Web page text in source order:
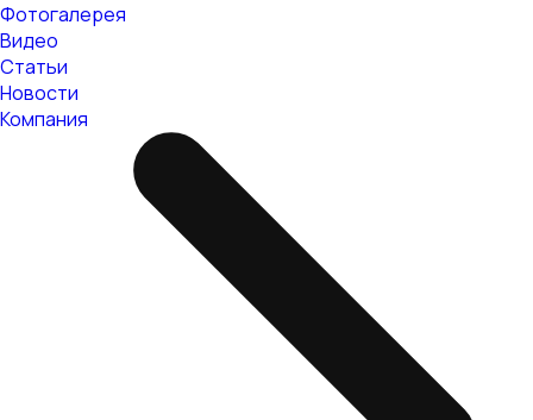
Фотогалерея
Видео
Статьи
Новости
Компания